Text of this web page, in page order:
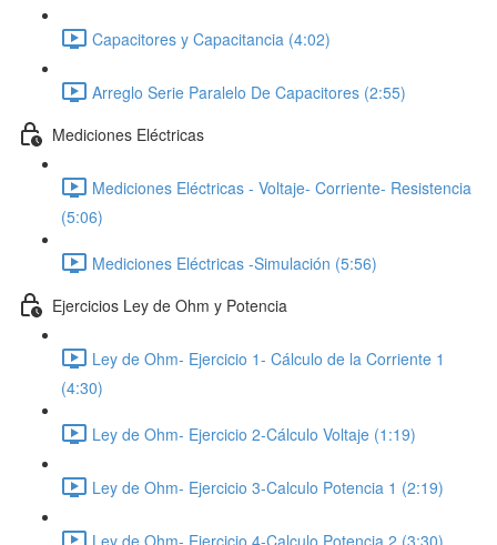
Capacitores y Capacitancia (4:02)
Arreglo Serie Paralelo De Capacitores (2:55)
Mediciones Eléctricas
Mediciones Eléctricas - Voltaje- Corriente- Resistencia
(5:06)
Mediciones Eléctricas -Simulación (5:56)
Ejercicios Ley de Ohm y Potencia
Ley de Ohm- Ejercicio 1- Cálculo de la Corriente 1
(4:30)
Ley de Ohm- Ejercicio 2-Cálculo Voltaje (1:19)
Ley de Ohm- Ejercicio 3-Calculo Potencia 1 (2:19)
Ley de Ohm- Ejercicio 4-Calculo Potencia 2 (3:30)